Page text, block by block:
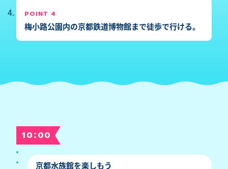
POINT 4
梅小路公園内の京都鉄道博物館まで徒歩で行ける。
10:00
京都水族館を楽しもう